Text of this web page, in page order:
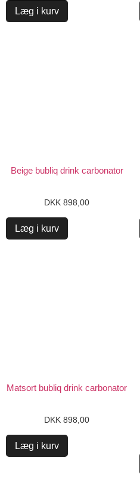
Læg i kurv
Beige bubliq drink carbonator
DKK 898,00
Læg i kurv
Matsort bubliq drink carbonator
DKK 898,00
Læg i kurv